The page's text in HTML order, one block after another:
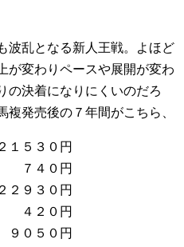
乱となる新人王戦。よほど
が変わりペースや展開が変わ
の決着になりにくいのだろ
複発売後の７年間がこちら、
５３０円
７４０円
９３０円
４２０円
０５０円